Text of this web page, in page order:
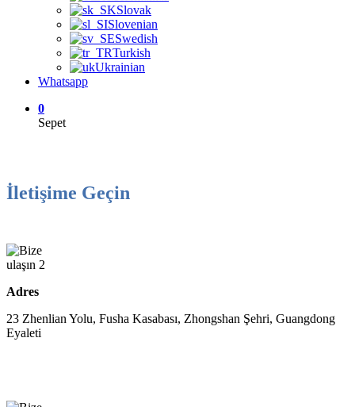
Slovak
Slovenian
Swedish
Turkish
Ukrainian
Whatsapp
0
Sepet
İletişime Geçin
Adres
23 Zhenlian Yolu, Fusha Kasabası, Zhongshan Şehri, Guangdong
Eyaleti